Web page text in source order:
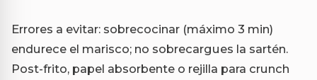
Errores a evitar: sobrecocinar (máximo 3 min)
endurece el marisco; no sobrecargues la sartén.
Post-frito, papel absorbente o rejilla para crunch